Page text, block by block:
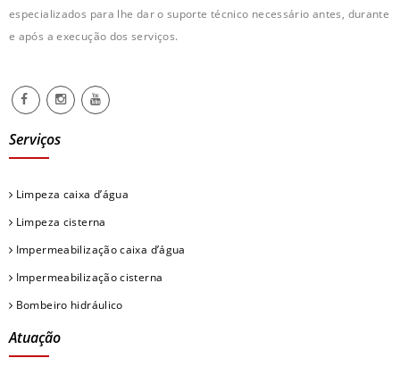
especializados para lhe dar o suporte técnico necessário antes, durante
e após a execução dos serviços.
Serviços
Limpeza caixa d’água
Limpeza cisterna
Impermeabilização caixa d’água
Impermeabilização cisterna
Bombeiro hidráulico
Atuação